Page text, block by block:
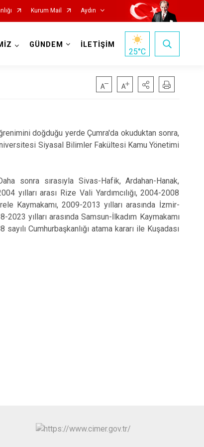
Kurum Mail Aydın
Köşk
Nazilli
Söke
Sultanhisar
GÜNDEM İLETİŞİM
25°C
doğduğu yerde Çumra'da okuduktan sonra,
Siyasal Bilimler Fakültesi Kamu Yönetimi
sonra sırasıyla Sivas-Hafik, Ardahan-Hanak,
yılları arası Rize Vali Yardımcılığı, 2004-2008
Kaymakamı, 2009-2013 yılları arasında İzmir-
2023 yılları arasında Samsun-İlkadım Kaymakamı
Cumhurbaşkanlığı atama kararı ile Kuşadası